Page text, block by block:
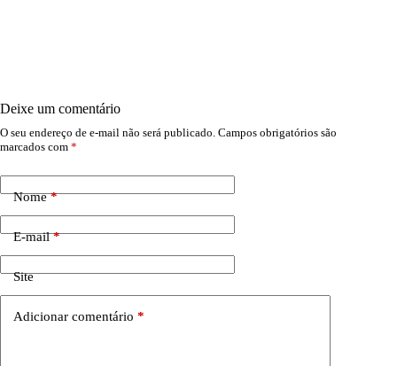
Deixe um comentário
O seu endereço de e-mail não será publicado. Campos obrigatórios são
marcados com *
Nome*
E-mail*
Site
Adicionar comentário *